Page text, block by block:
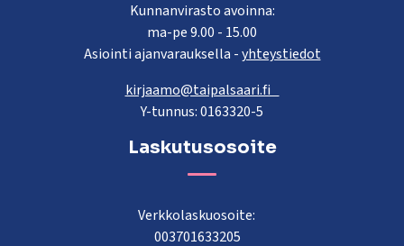
Kunnanvirasto avoinna:
ma-pe 9.00 - 15.00
Asiointi ajanvarauksella -yhteystiedot
kirjaamo@taipalsaari.fi
Y-tunnus: 0163320-5
Laskutusosoite
Verkkolaskuosoite:
003701633205